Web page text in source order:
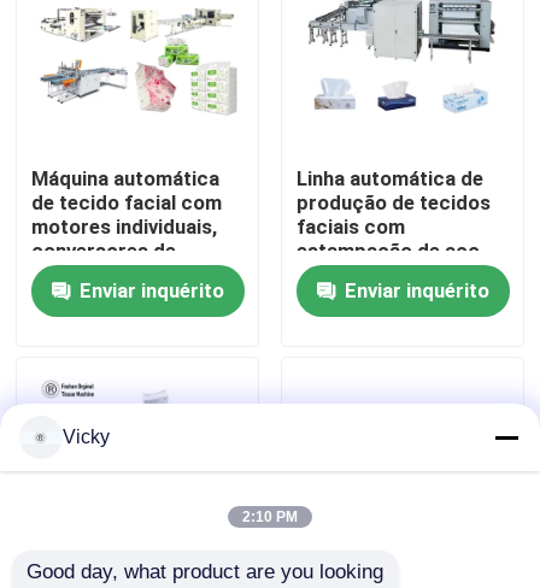
Sobre nós
Visita à fábrica
Controle de qualidade
Contacte-nos
Linha de produção do lenço de papel
Máquina automática
de tecido facial com
motores individuais,
conversores de
frequência e
tecnologia de
laminação
Enviar inquérito
Linha automática de
produção de tecidos
faciais com
estampação de aço
Enviar inquérito
Vicky
2:10 PM
Good day, what product are you looking